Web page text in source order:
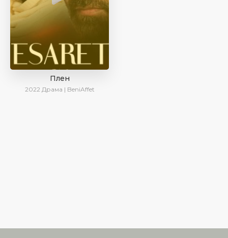
Плен
2022 Драма | BeniAffet